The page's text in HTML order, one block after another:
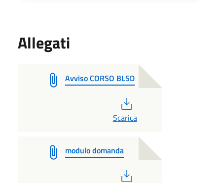
Allegati
Avviso CORSO BLSD
Scarica
modulo domanda